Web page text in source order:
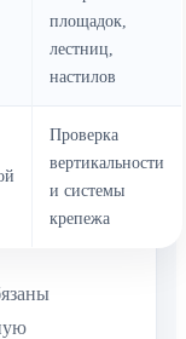
площадок,
лестниц,
настилов
Проверка
вертикальности
и системы
крепежа